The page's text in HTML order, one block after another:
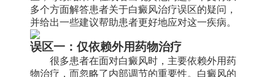
多个方面解答患者关于白癜风治疗误区的疑问，
并给出一些建议帮助患者更好地应对这一疾病。
误区一：仅依赖外用药物治疗
很多患者在面对白癜风时，主要依赖外用药
物治疗，而忽略了内部调节的重要性。白癜风的